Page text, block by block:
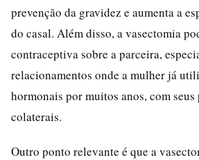
prevenção da gravidez e aumenta a
do casal. Além disso, a vasectomia
contraceptiva sobre a parceira,
relacionamentos onde a mulher já
hormonais por muitos anos, com
colaterais.
Outro ponto relevante é que a